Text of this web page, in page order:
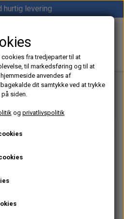
hurtig levering
Hjem
dieselfyr
Bådvarmer
Strøm
Sol
fra tredjeparter til at
til markedsføring og til at
anvendes af
dit samtykke ved at trykke
siden.
og privatlivspolitik